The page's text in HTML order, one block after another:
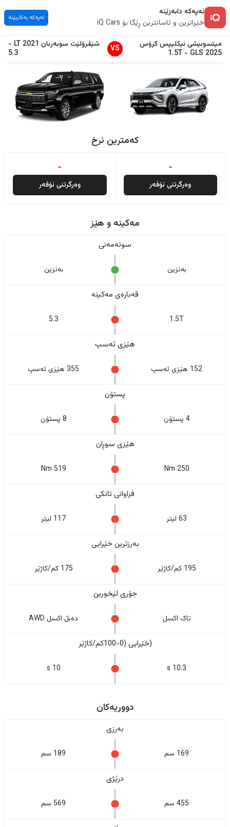
ئەپەکە دابەزێنە
خێراترین و ئاسانترین ڕێگا بۆ iQ Cars
ئەپەکە بەکاربێنە
میتسوبیشی ئیکلیپس کرۆس
2025
GLS
-
1.5T
VS شێڤرۆلێت سوبەربان 2021
LT
-
5.3
کەمترین نرخ
-
وەرگرتنی ئۆفەر
-
وەرگرتنی ئۆفەر
مەکینە و هێز
سوتەمەنی
بەنزین بەنزین
قەبارەی مەکینە
1.5T
5.3
هێزی ئەسپ
152 هێزی ئەسپ 355 هێزی ئەسپ
پستۆن
4 پستۆن 8 پستۆن
هێزی سوڕان
250 Nm
519 Nm
فراوانی تانکی
63 لیتر 117 لیتر
بەرزترین خێرایی
195 کم/کاژێر 175 کم/کاژێر
جۆری لێخورین
تاک اکسل دەبڵ اکسل AWD
(خێرایی (0-100کم/کاژێر
10.3 s
10 s
دووریەکان
بەرزی
169 سم 189 سم
درێژی
455 سم 569 سم